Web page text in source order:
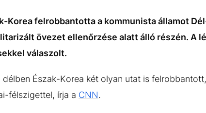
Impresszum
Korea felrobbantotta a kommunista államot
övezet ellenőrzése alatt álló részén. A
válaszolt.
délben Észak-Korea két olyan utat is
félszigettel, írja a CNN.